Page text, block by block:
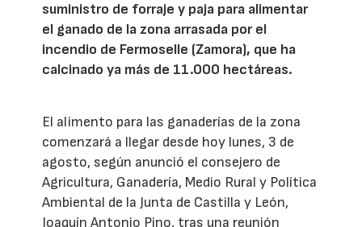
suministro de forraje y paja para alimentar
el ganado de la zona arrasada por el
incendio de Fermoselle (Zamora), que ha
calcinado ya más de 11.000 hectáreas.
El alimento para las ganaderías de la zona
comenzará a llegar desde hoy lunes, 3 de
agosto, según anunció el consejero de
Agricultura, Ganadería, Medio Rural y Política
Ambiental de la Junta de Castilla y León,
Joaquín Antonio Pino, tras una reunión